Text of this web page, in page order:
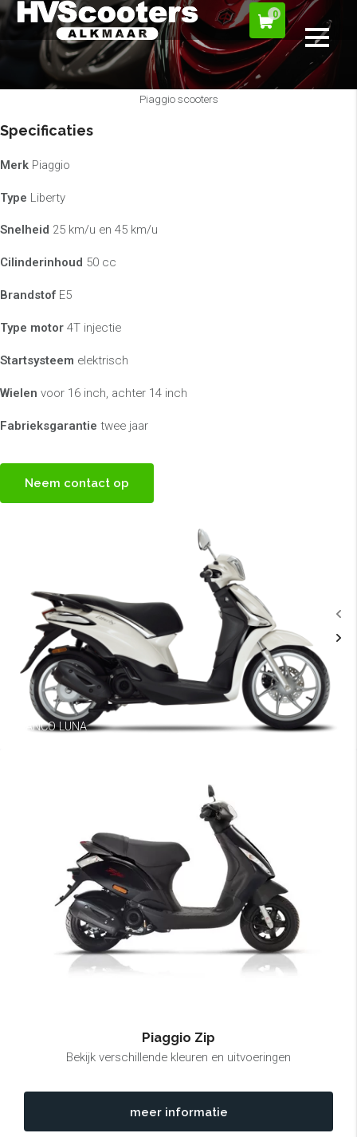
0
Piaggio scooters
Specificaties
Merk Piaggio
Type Liberty
Snelheid 25 km/u en 45 km/u
Cilinderinhoud 50 cc
Brandstof E5
Type motor 4T injectie
Startsysteem elektrisch
Wielen voor 16 inch, achter 14 inch
Fabrieksgarantie twee jaar
Neem contact op
BIANCO LUNA
Piaggio Zip
Bekijk verschillende kleuren en uitvoeringen
meer informatie